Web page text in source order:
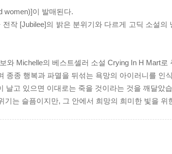
women)]이 발매된다.
작 [Jubilee]의 밝은 분위기와 다르게 고딕 소설의
와 Michelle의 베스트셀러 소설 Crying In H Mart로
종 행복과 파멸을 뒤섞는 욕망의 아이러니를 인
고 있으면 이대로는 죽을 것이라는 것을 깨달았
는 슬픔이지만, 그 안에서 희망의 희미한 빛을 위